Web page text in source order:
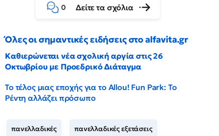
0 Δείτε τα σχόλια
Όλες οι σημαντικές ειδήσεις στο alfavita.gr
Καθιερώνεται νέα σχολική αργία στις 26
Οκτωβρίου με Προεδρικό Διάταγμα
Το τέλος μιας εποχής για το Allou! Fun Park: Το
Ρέντη αλλάζει πρόσωπο
πανελλαδικές πανελλαδικές εξετάσεις